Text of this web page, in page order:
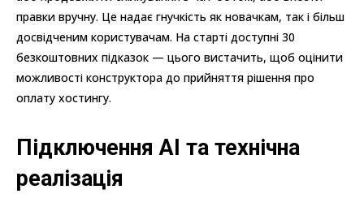
правки вручну. Це надає гнучкість як новачкам, так і більш
досвідченим користувачам. На старті доступні 30
безкоштовних підказок — цього вистачить, щоб оцінити
можливості конструктора до прийняття рішення про
оплату хостингу.
Підключення AI та технічна
реалізація